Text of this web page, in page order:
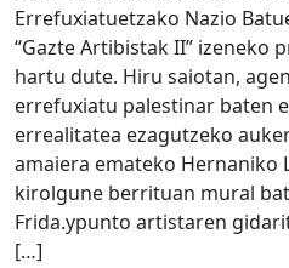
Errefuxiatuetzako Nazio
“Gazte Artibistak II” izeneko
hartu dute. Hiru saiotan,
errefuxiatu palestinar baten
errealitatea ezagutzeko
amaiera emateko Hernaniko
kirolgune berrituan mural
Frida.ypunto artistaren
[…]